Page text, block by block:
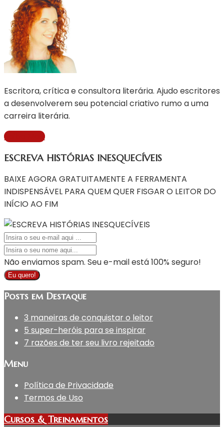
Escritora, crítica e consultora literária. Ajudo escritores
a desenvolverem seu potencial criativo rumo a uma
carreira literária.
Saiba Mais
ESCREVA HISTÓRIAS INESQUECÍVEIS
BAIXE AGORA GRATUITAMENTE A FERRAMENTA
INDISPENSÁVEL PARA QUEM QUER FISGAR O LEITOR DO
INÍCIO AO FIM
Não enviamos spam. Seu e-mail está 100% seguro!
Eu quero!
Posts em Destaque
3 maneiras de conquistar o leitor
5 super-heróis para se inspirar
7 razões de ter seu livro rejeitado
Menu
Política de Privacidade
Termos de Uso
Cursos & Treinamentos